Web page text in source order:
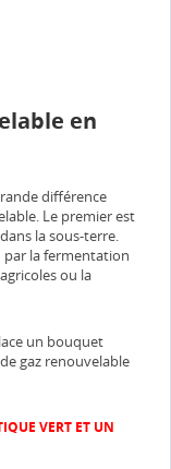
en
différence
Le premier est
la sous-terre.
par la fermentation
ou la
un bouquet
gaz renouvelable
VERT ET UN